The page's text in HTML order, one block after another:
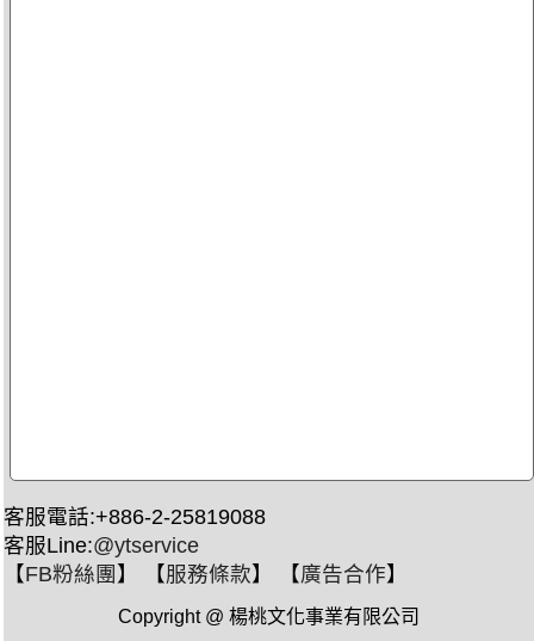
客服電話:+886-2-25819088
客服Line:@ytservice
【FB粉絲團 】 【服務條款】 【廣告合作】
Copyright @ 楊桃文化事業有限公司